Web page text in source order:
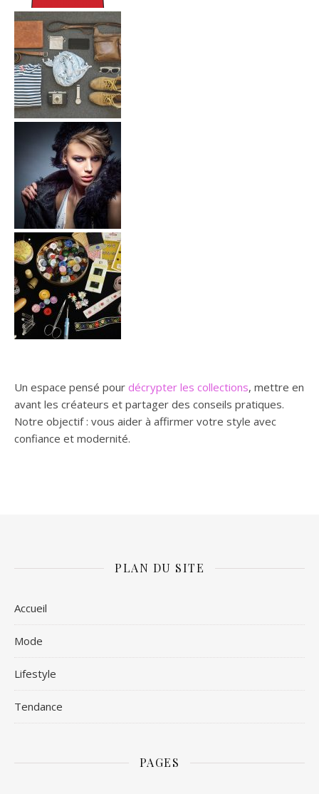
Un espace pensé pour décrypter les collections, mettre en
avant les créateurs et partager des conseils pratiques.
Notre objectif : vous aider à affirmer votre style avec
confiance et modernité.
PLAN DU SITE
Accueil
Mode
Lifestyle
Tendance
PAGES